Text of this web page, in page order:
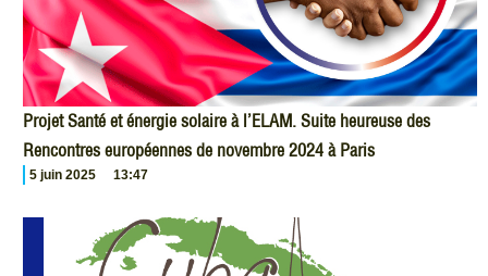
Projet Santé et énergie solaire à l’ELAM. Suite heureuse des
Rencontres européennes de novembre 2024 à Paris
5 juin 2025 13:47